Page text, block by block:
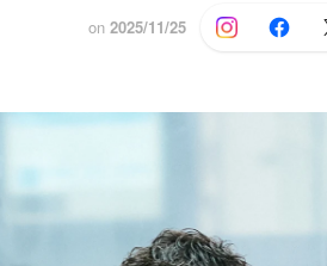
on 2025/11/25